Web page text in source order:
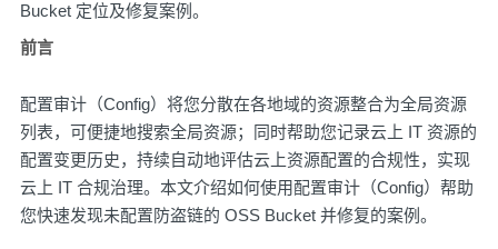
Bucket 定位及修复案例。
前言
配置审计（Config） 将您分散在各地域的资源整合为全局资源
列表，可便捷地搜索全局资源；同时帮助您记录云上 IT 资源的
配置变更历史，持续自动地评估云上资源配置的合规性，实现
云上 IT 合规治理。本文介绍如何使用配置审计（Config） 帮助
您快速发现未配置防盗链的 OSS Bucket 并修复的案例。